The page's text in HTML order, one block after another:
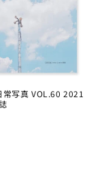
常写真 VOL.60 2021